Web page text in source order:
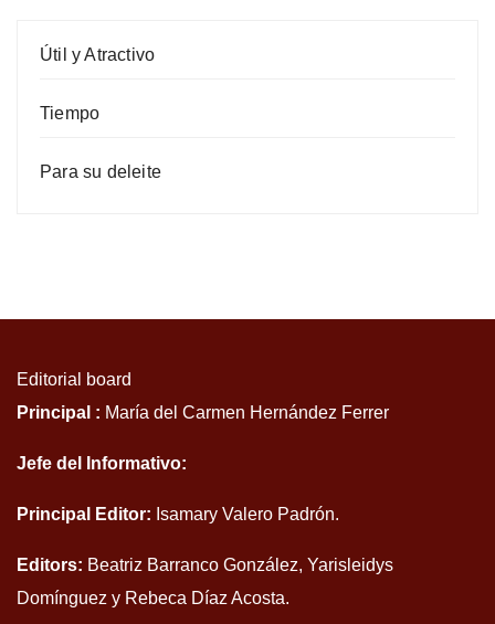
Útil y Atractivo
Tiempo
Para su deleite
Editorial board
Principal : María del Carmen Hernández Ferrer
Jefe del Informativo:
Principal Editor: Isamary Valero Padrón.
Editors: Beatriz Barranco González, Yarisleidys
Domínguez y Rebeca Díaz Acosta.